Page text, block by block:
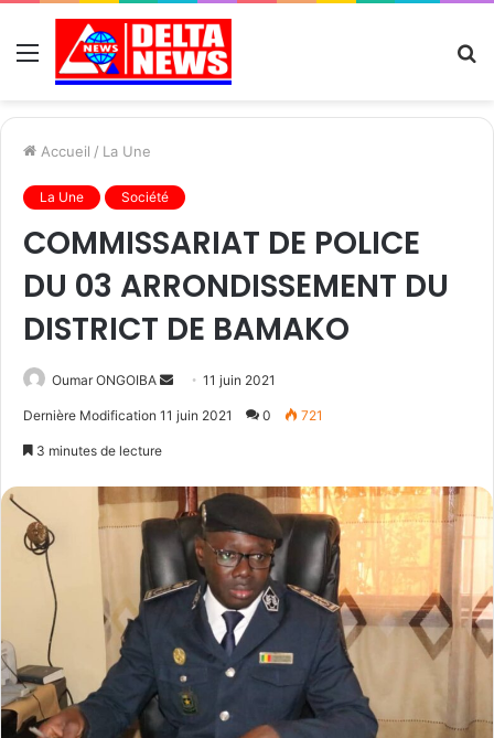
Menu
Accueil / La Une
La Une Société
COMMISSARIAT DE POLICE
DU 03 ARRONDISSEMENT DU
DISTRICT DE BAMAKO
Oumar ONGOIBA
Send11 juin 2021
Dernière Modification 11 juin 2021 0 721
3 minutes de lecture